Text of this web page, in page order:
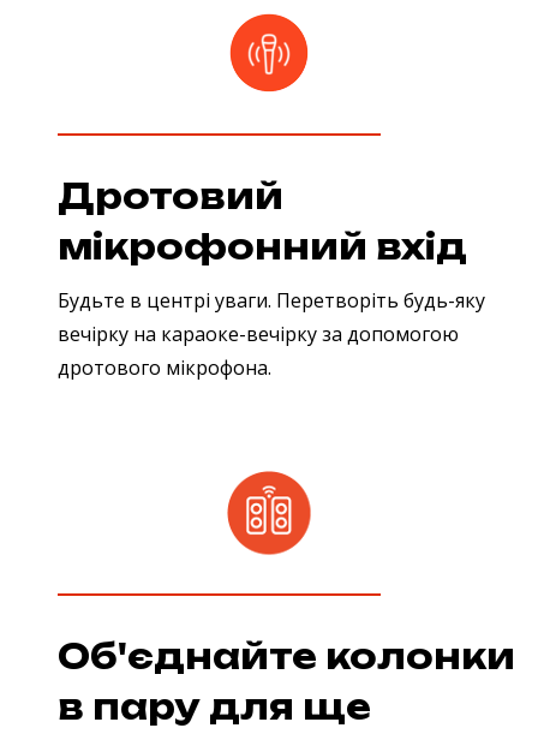
Дротовий
мікрофонний вхід
Будьте в центрі уваги. Перетворіть будь-яку
вечірку на караоке-вечірку за допомогою
дротового мікрофона.
Об'єднайте колонки
в пару для ще